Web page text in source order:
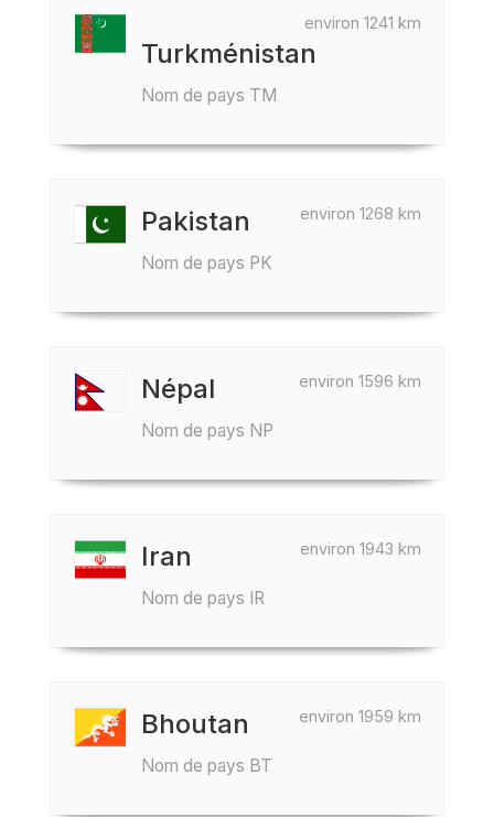
environ 1241 km
Turkménistan
Nom de pays TM
environ 1268 km
Pakistan
Nom de pays PK
environ 1596 km
Népal
Nom de pays NP
environ 1943 km
Iran
Nom de pays IR
environ 1959 km
Bhoutan
Nom de pays BT